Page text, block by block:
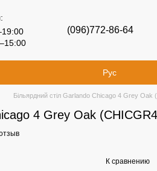
(096)772-86-64
Рус
Більярдний стіл Garlando Chicago 4 Grey Oak
4 Grey Oak
К сравнению